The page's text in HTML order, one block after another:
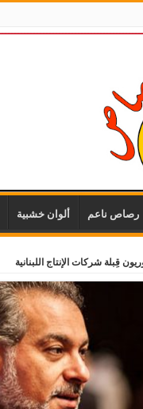
رصاص ناعم ألوان خشبية
قِبلة شركات الإنتاج اللبنانية